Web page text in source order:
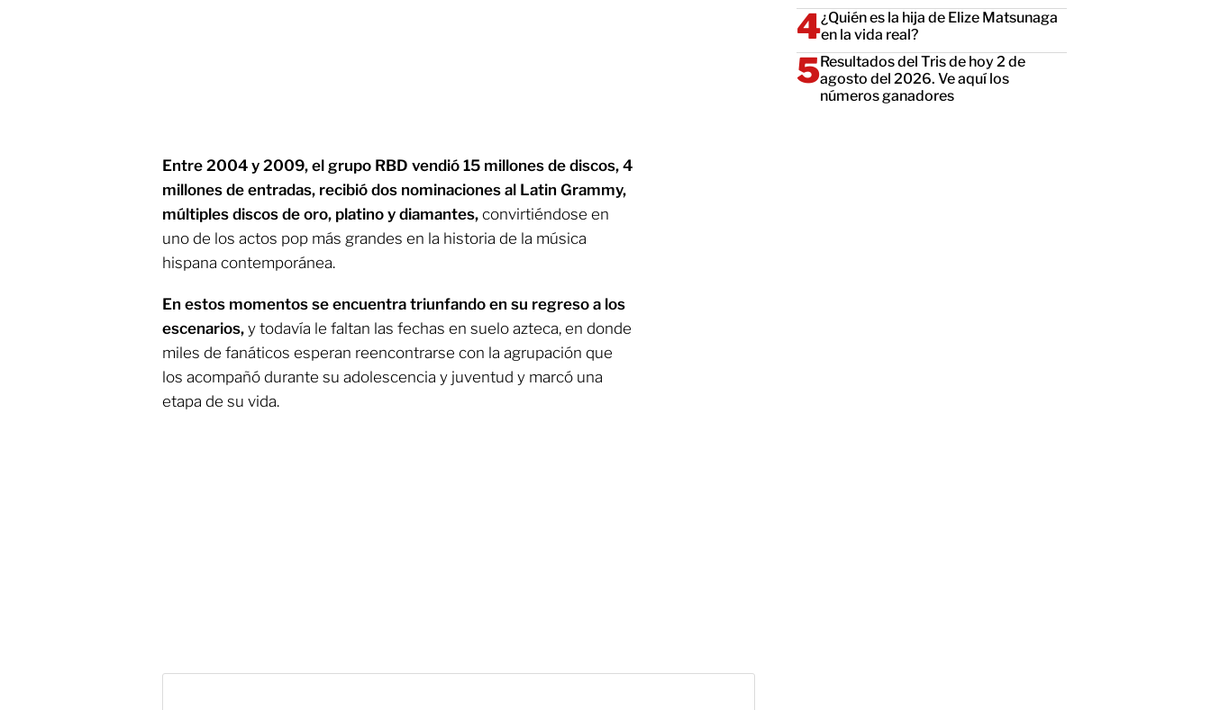
Entre 2004 y 2009, el grupo RBD vendió 15 millones de discos, 4
millones de entradas, recibió dos nominaciones al Latin Grammy,
múltiples discos de oro, platino y diamantes, convirtiéndose en
uno de los actos pop más grandes en la historia de la música
hispana contemporánea.
En estos momentos se encuentra triunfando en su regreso a los
escenarios, y todavía le faltan las fechas en suelo azteca, en donde
miles de fanáticos esperan reencontrarse con la agrupación que
los acompañó durante su adolescencia y juventud y marcó una
etapa de su vida.
¿Quién es la hija de Elize Matsunaga
en la vida real?
Resultados del Tris de hoy 2 de
agosto del 2026. Ve aquí los
números ganadores